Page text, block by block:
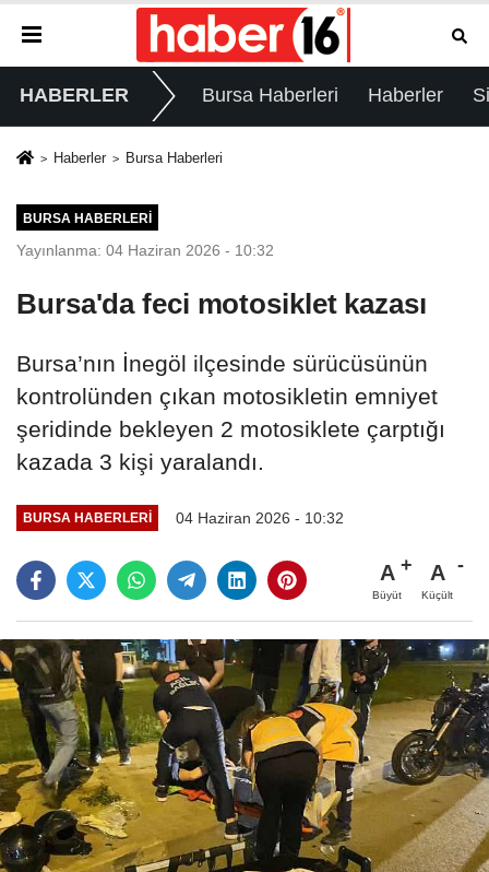
HABERLER Bursa Haberleri Haberler
Haberler Bursa Haberleri
BURSA HABERLERI
Yayınlanma: 04 Haziran 2026 - 10:32
Bursa'da feci motosiklet kazası
Bursa’nın İnegöl ilçesinde sürücüsünün
kontrolünden çıkan motosikletin emniyet
şeridinde bekleyen 2 motosiklete çarptığı
kazada 3 kişi yaralandı.
BURSA HABERLERI 04 Haziran 2026 - 10:32
A
Büyüt
A
Küçült